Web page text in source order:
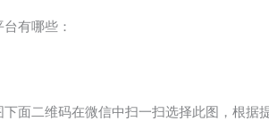
有哪些：
面二维码在微信中扫一扫选择此图，根据